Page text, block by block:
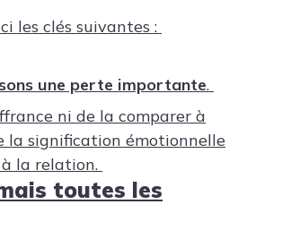
les clés suivantes :
une perte importante.
ni de la comparer à
la signification émotionnelle
la relation.
toutes les